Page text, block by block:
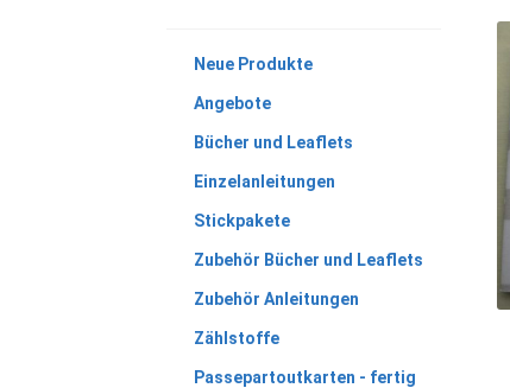
Neue Produkte
Angebote
Bücher und Leaflets
Einzelanleitungen
Stickpakete
Zubehör Bücher und Leaflets
Zubehör Anleitungen
Zählstoffe
Passepartoutkarten - fertig